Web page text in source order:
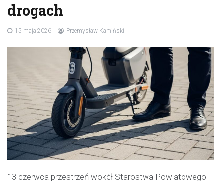
drogach
15 maja 2026 Przemysław Kamiński
13 czerwca przestrzeń wokół Starostwa Powiatowego